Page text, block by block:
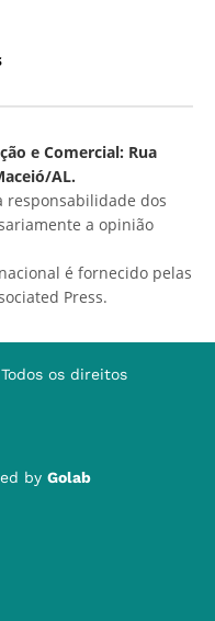
e Comercial: Rua
AL.
responsabilidade dos
a opinião
é fornecido pelas
Press.
os direitos
by Golab